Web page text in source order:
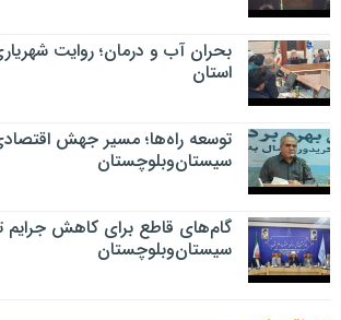
بحران آب و درمان؛ روایت
استان
توسعه راه‌ها؛ مسیر جهش
سیستان‌وبلوچستان
گام‌های قاطع برای کاهش جرایم
سیستان‌وبلوچستان